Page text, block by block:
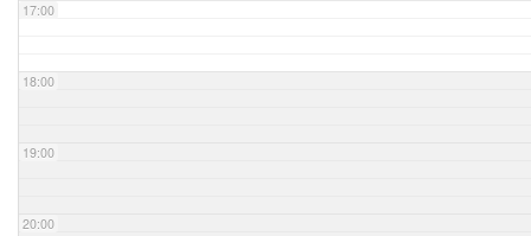
17:00
18:00
19:00
20:00